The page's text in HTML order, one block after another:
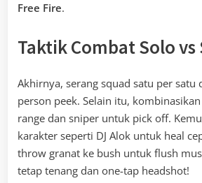
Free Fire.
Taktik Combat Solo vs
Akhirnya, serang squad satu per satu
person peek. Selain itu,
range dan sniper untuk pick off.
karakter seperti DJ Alok untuk heal
throw granat ke bush untuk flush
tetap tenang dan one-tap headshot!